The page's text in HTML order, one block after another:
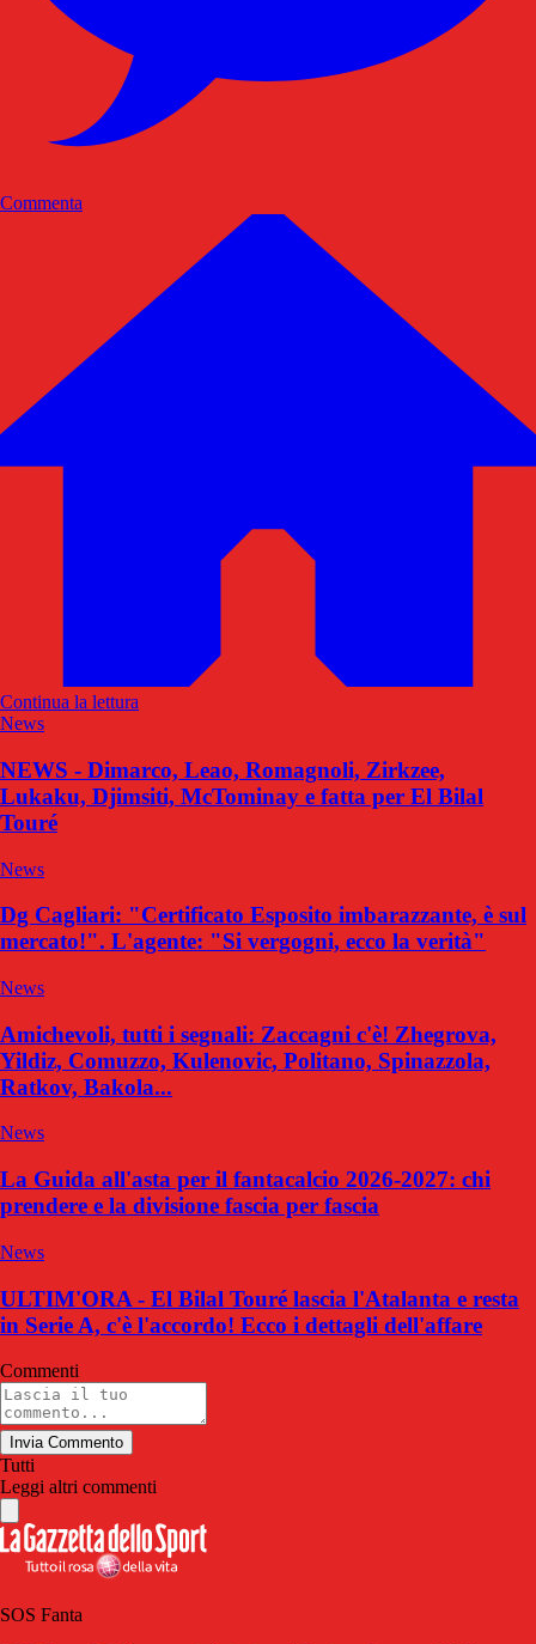
Commenta
Continua la lettura
News
NEWS - Dimarco, Leao, Romagnoli, Zirkzee,
Lukaku, Djimsiti, McTominay e fatta per El Bilal
Touré
News
Dg Cagliari: "Certificato Esposito imbarazzante, è sul
mercato!". L'agente: "Si vergogni, ecco la verità"
News
Amichevoli, tutti i segnali: Zaccagni c'è! Zhegrova,
Yildiz, Comuzzo, Kulenovic, Politano, Spinazzola,
Ratkov, Bakola...
News
La Guida all'asta per il fantacalcio 2026-2027: chi
prendere e la divisione fascia per fascia
News
ULTIM'ORA - El Bilal Touré lascia l'Atalanta e resta
in Serie A, c'è l'accordo! Ecco i dettagli dell'affare
Commenti
Invia Commento
Tutti
Leggi altri commenti
SOS Fanta